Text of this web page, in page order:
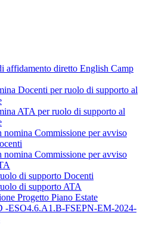
affidamento diretto English Camp
Docenti per ruolo di supporto al
ATA per ruolo di supporto al
nomina Commissione per avviso
nomina Commissione per avviso
di supporto Docenti
di supporto ATA
Progetto Piano Estate
ESO4.6.A1.B-FSEPN-EM-2024-